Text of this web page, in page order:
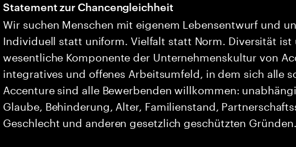
Statement zur Chancengleichheit
Wir suchen Menschen mit eigenem Lebensentwurf und
Individuell statt uniform. Vielfalt statt Norm. Diversität ist
wesentliche Komponente der Unternehmenskultur von
integratives und offenes Arbeitsumfeld, in dem sich alle
Accenture sind alle Bewerbenden willkommen:
Glaube, Behinderung, Alter, Familienstand,
Geschlecht und anderen gesetzlich geschützten Gründen.